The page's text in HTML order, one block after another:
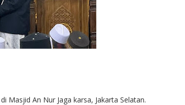
Masjid An Nur Jaga karsa, Jakarta Selatan.